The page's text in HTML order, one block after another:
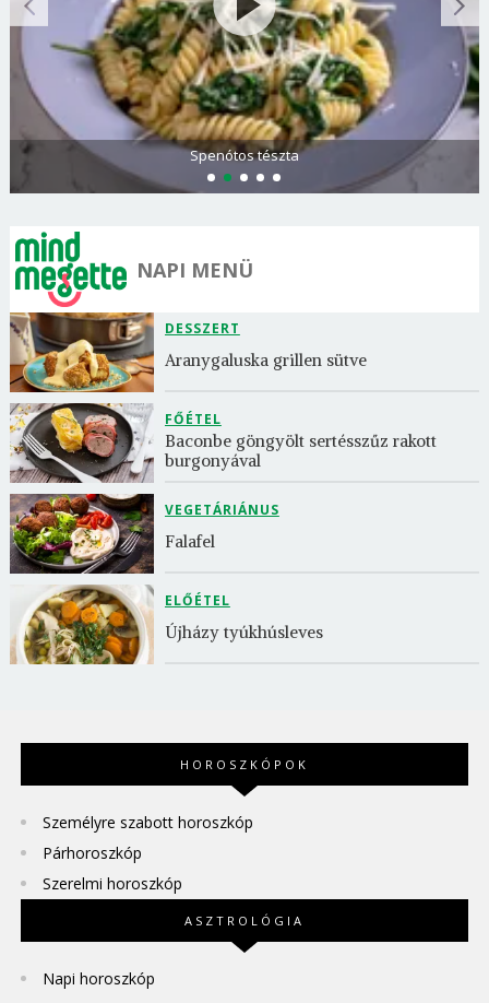
Spenótos tészta
NAPI MENÜ
DESSZERT
Aranygaluska grillen sütve
FŐÉTEL
Baconbe göngyölt sertésszűz rakott
burgonyával
VEGETÁRIÁNUS
Falafel
ELŐÉTEL
Újházy tyúkhúsleves
HOROSZKÓPOK
Személyre szabott horoszkóp
Párhoroszkóp
Szerelmi horoszkóp
ASZTROLÓGIA
Napi horoszkóp